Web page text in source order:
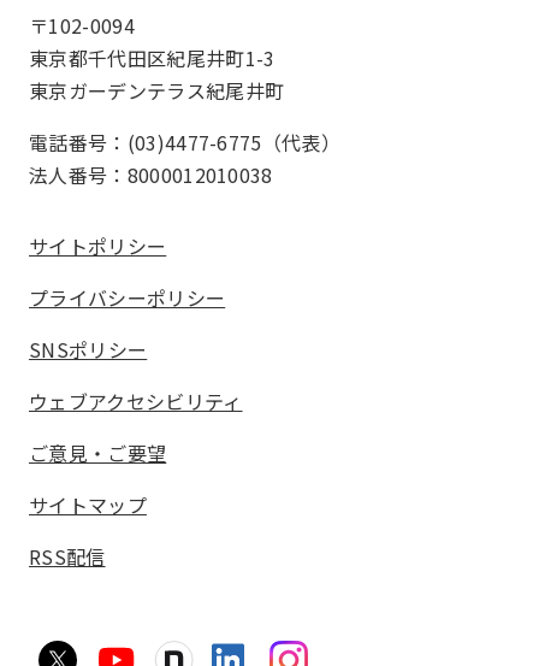
〒102-0094
東京都千代田区紀尾井町1-3
東京ガーデンテラス紀尾井町
電話番号：(03)4477-6775（代表）
法人番号：8000012010038
サイトポリシー
プライバシーポリシー
SNSポリシー
ウェブアクセシビリティ
ご意見・ご要望
サイトマップ
RSS配信